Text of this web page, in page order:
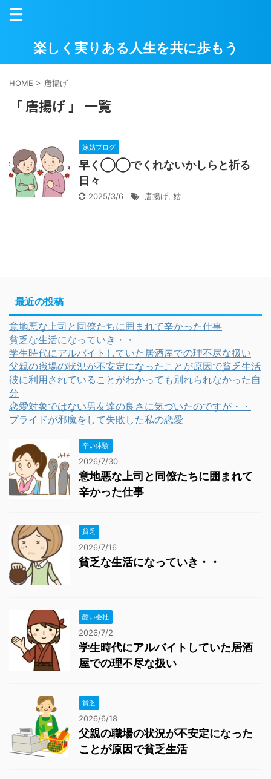
楽しく実りある人生を共に歩もう
HOME > 唐揚げ
「 唐揚げ 」 一覧
嫁姑ブログ
早く◯◯でくれないかしらと祈る
日々
2025/3/6 唐揚げ, 姑
最近の投稿
意地悪な上司と同僚たちに囲まれて辛かった仕事
貧乏な生活になっていき・・
学生時代にアルバイトしていた居酒屋での理不尽な扱い
父親の職場の状況が不安定になったことが原因で貧乏生活
彼に利用されていることがわかっても別れられなかった自
分
恋愛対象ではない男友達の良さに気づいたのですが・・
プライドが邪魔をして失敗した私の恋愛
辛い体験
2026/7/30
意地悪な上司と同僚たちに囲まれて
辛かった仕事
貧乏
2026/7/16
貧乏な生活になっていき・・
酷い会社
2026/7/2
学生時代にアルバイトしていた居酒
屋での理不尽な扱い
貧乏
2026/6/18
父親の職場の状況が不安定になった
ことが原因で貧乏生活